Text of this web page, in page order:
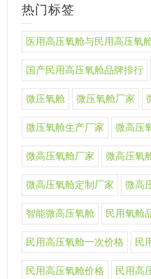
热门标签
医用高压氧舱与民用高压氧
国产民用高压氧舱品牌排行
微压氧舱 微压氧舱厂家
微压氧舱生产厂家 微高压
微高压氧舱厂家 微高压氧
微高压氧舱定制厂家 微高
智能微高压氧舱 民用氧舱
民用高压氧舱一次价格 民
民用高压氧舱价格 民用高